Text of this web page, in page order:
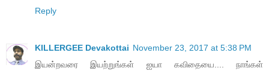
Reply
KILLERGEE Devakottai November 23, 2017 at 5:38 PM
இயன்றவரை இயற்றுங்கள் ஐயா கவிதையை.... நாங்கள்